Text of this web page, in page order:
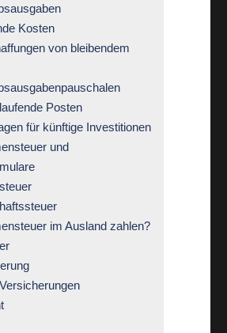
Kosten
von bleibendem
Posten
für künftige Investitionen
und
im Ausland zahlen?